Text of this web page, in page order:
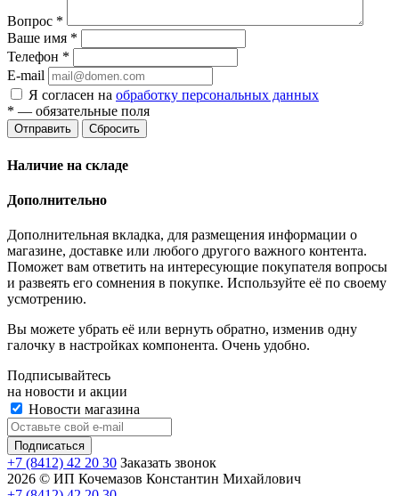
Вопрос *
Ваше имя *
Телефон *
E-mail
Я согласен на обработку персональных данных
* — обязательные поля
Отправить Сбросить
Наличие на складе
Дополнительно
Дополнительная вкладка, для размещения информации о
магазине, доставке или любого другого важного контента.
Поможет вам ответить на интересующие покупателя вопросы
и развеять его сомнения в покупке. Используйте её по своему
усмотрению.
Вы можете убрать её или вернуть обратно, изменив одну
галочку в настройках компонента. Очень удобно.
Подписывайтесь
на новости и акции
Новости магазина
+7 (8412) 42 20 30 Заказать звонок
2026 © ИП Кочемазов Константин Михайлович